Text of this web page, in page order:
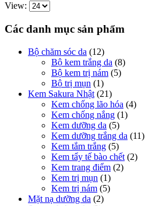
View:
Các danh mục sản phẩm
Bộ chăm sóc da (12)
Bộ kem trắng da (8)
Bộ kem trị nám (5)
Bộ trị mụn (1)
Kem Sakura Nhật (21)
Kem chống lão hóa (4)
Kem chống nắng (1)
Kem dưỡng da (5)
Kem dưỡng trắng da (11)
Kem tắm trắng (5)
Kem tẩy tế bào chết (2)
Kem trang điểm (2)
Kem trị mụn (1)
Kem trị nám (5)
Mặt nạ dưỡng da (2)